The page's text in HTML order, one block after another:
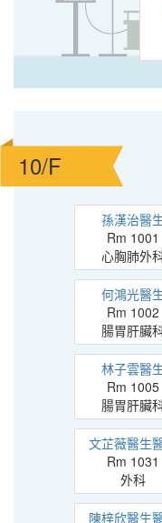
10/F
孫漢治醫
Rm 1001
心胸肺外
何鴻光醫
Rm 1002
腸胃肝臟
林子雲醫
Rm 1005
腸胃肝臟
文芷薇醫生
Rm 1031
外科
陳梓欣醫生